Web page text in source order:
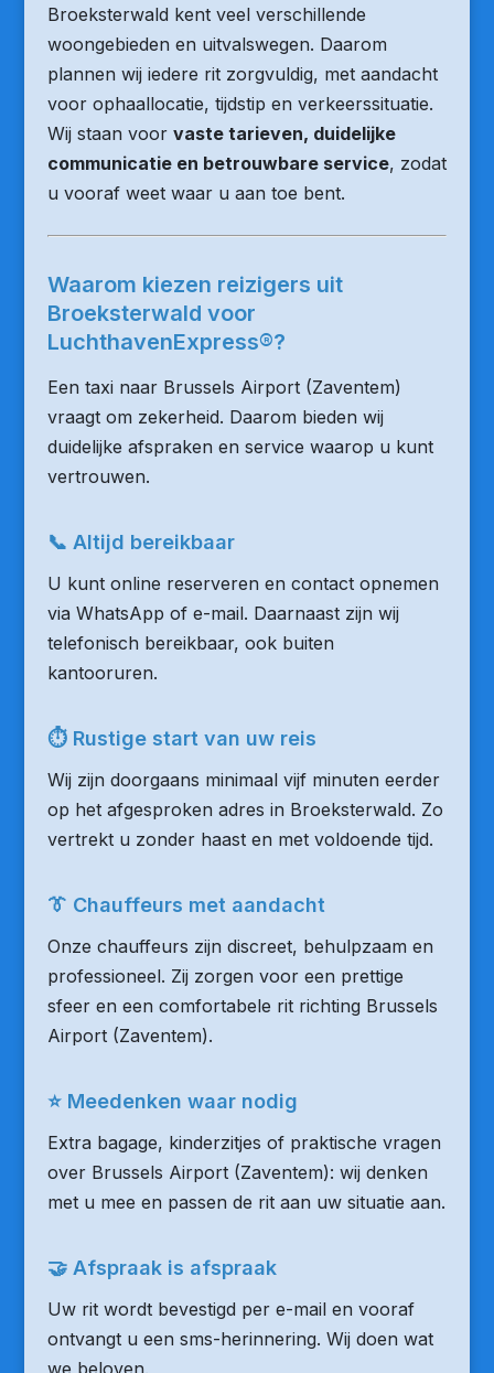
Broeksterwald kent veel verschillende
woongebieden en uitvalswegen. Daarom
plannen wij iedere rit zorgvuldig, met aandacht
voor ophaallocatie, tijdstip en verkeerssituatie.
Wij staan voor vaste tarieven, duidelijke
communicatie en betrouwbare service, zodat
u vooraf weet waar u aan toe bent.
Waarom kiezen reizigers uit
Broeksterwald voor
LuchthavenExpress®?
Een taxi naar Brussels Airport (Zaventem)
vraagt om zekerheid. Daarom bieden wij
duidelijke afspraken en service waarop u kunt
vertrouwen.
📞 Altijd bereikbaar
U kunt online reserveren en contact opnemen
via WhatsApp of e-mail. Daarnaast zijn wij
telefonisch bereikbaar, ook buiten
kantooruren.
⏱ Rustige start van uw reis
Wij zijn doorgaans minimaal vijf minuten eerder
op het afgesproken adres in Broeksterwald. Zo
vertrekt u zonder haast en met voldoende tijd.
👔 Chauffeurs met aandacht
Onze chauffeurs zijn discreet, behulpzaam en
professioneel. Zij zorgen voor een prettige
sfeer en een comfortabele rit richting Brussels
Airport (Zaventem).
⭐ Meedenken waar nodig
Extra bagage, kinderzitjes of praktische vragen
over Brussels Airport (Zaventem): wij denken
met u mee en passen de rit aan uw situatie aan.
🤝 Afspraak is afspraak
Uw rit wordt bevestigd per e-mail en vooraf
ontvangt u een sms-herinnering. Wij doen wat
we beloven.